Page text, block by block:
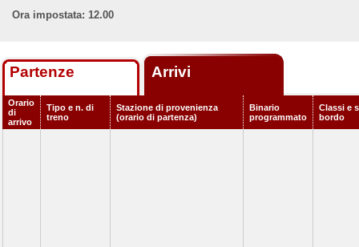
Ora impostata: 12.00
Partenze Arrivi
Orario
di
arrivo
Tipo e n. di
treno
Stazione di provenienza
(orario di partenza)
Binario
programmato
Classi e
bordo